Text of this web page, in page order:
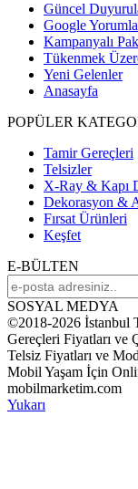
Güncel
Google
Kampanyalı
Tükenmek
Yeni Gelenler
Anasayfa
POPÜLER
Tamir Gereçleri
Telsizler
X-Ray & Kapı
Dekorasyon &
Fırsat Ürünleri
Keşfet
E-BÜLTEN
SOSYAL MEDYA
©2018-2026 İstanbul
Gereçleri Fiyatları ve
Telsiz Fiyatları ve
Mobil Yaşam İçin
mobilmarketim.com
Yukarı